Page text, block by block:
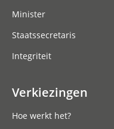
Minister
Staatssecretaris
Integriteit
Verkiezingen
Hoe werkt het?